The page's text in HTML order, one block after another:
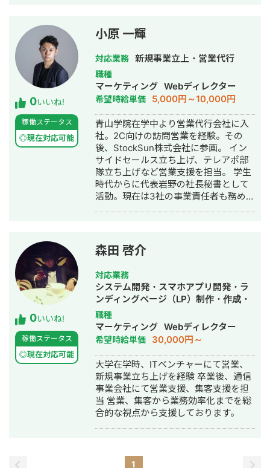
樹に一部出演。海外の芸能事務所とも
提携し、自身のマーケティングにも注
力している。
広告の営業活動からスタートし、広告
運用部門を新設。 ROI改善を目指した
支援を通じて顧客満足度を向上。 マネ
ジメント経験： 20名以上のメンバーを
率いる組織マネジメントを実施。役職
のない若手メンバーのみならず、 役職
付きのマネジメント層を管理し、業務
効率化や目標達成に向けた戦略を推
進。 リーダー層の育成やチームビルデ
ィングを通じて、持続可能な組織運営
を実現。 WEBコンサルティング部門の
立ち上げ（2018年〜）： 広告運用にと
どまらず、SEO/MEO・WEBサイト制
作・動画制作・データ分析を含む 包括
的なWEBコンサルティングサービスを
提供。 オウンドメディア「Webma」
す集客基盤を構築。 初年度から3年間
で売上349%増加！ 取締役として経営
参画（2020年〜）： 社員数40名以上
の組織を構築し、累計2,000社以上の企
業支援を達成。 組織成長と経営戦略の
策定に貢献。 ▼フリーランス・個人事
業主（2024年4月〜現在） デジタルマ
ーケ・営業・採用・事業企画を横断し
て“集客→受注→採用→事業拡大”までを
一気通貫で支援。 M&A／会社売却プロ
ジェクトでは事業統括責任者を担う。
【主な業務領域】 ・デジタルマーケ支
援：戦略設計、広告運用、SEO/コンテ
ンツ、効果測定と改善 ・セールス支
援：戦略設計、インサイドセールス設
計、パイプライン管理 ・採用支援（ウ
業企画支援：KPI設計、事業計画・実行
0いいね!
稼働ステータス
◎現在対応可能
小原 一輝
対応業務 新規事業立上・営業代行
職種
マーケティング Webディレクター
希望時給単価 5,000円～10,000円
青山学院在学中より営業代行会社に入
社。2C向けの訪問営業を経験。その
後、StockSun株式会社に参画。 イン
サイドセールス立ち上げ、テレアポ部
隊立ち上げなど営業支援を担当。 学生
時代からに代表岩野の社長秘書として
活動。現在は3社の事業責任者も務めて
30名ほどを牽引。 趣味はキックボクシ
ング。アマチュアの戦績は2戦0勝2
負。
0いいね!
稼働ステータス
◎現在対応可能
森田 啓介
対応業務
システム開発・スマホアプリ開発・ラ
ンディングページ（LP）制作・作成・
Youtubeチャンネル運営代行・立ち上
げ・ECサイト構築・ネットショップ作
成代行・SEO対策・新規事業立上・
SNS運用代行・記事作成代行・ライテ
ィング・ホームページ制作・作成・バ
ナー制作・デザイン・ロゴデザイン・
作成・イラスト制作・リスティング広
告運用代行・オウンドメディア制作・
構築・運用代行・動画制作・動画編
集・漫画制作・営業代行
職種
マーケティング Webディレクター
希望時給単価 30,000円～
大学在学時、ITベンチャーにて営業、
新規事業立ち上げを経験 卒業後、通信
事業会社にて営業支援、集客支援を担
当 営業、集客から業務効率化までを総
合的な視点から支援しております。
1